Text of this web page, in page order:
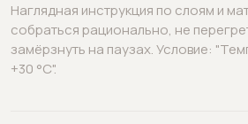
Наглядная инструкция по слоям и
собраться рационально, не
замёрзнуть на паузах. Условие:
+30 °C".